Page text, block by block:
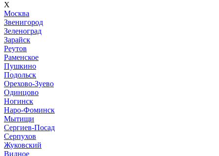
X
Мoсква
Звенигород
Зеленоград
Зарайск
Реутов
Раменское
Пушкино
Подольск
Орехово-Зуево
Одинцово
Ногинск
Наро-Фоминск
Мытищи
Сергиев-Посад
Серпухов
Жуковский
Видное